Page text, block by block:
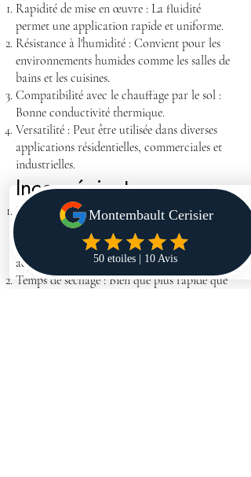
Rapidité de mise en œuvre : La fluidité
permet une application rapide et uniforme.
Résistance à l'humidité : Convient pour les
environnements humides comme les salles de
bains et les cuisines.
Compatibilité avec le chauffage par le sol :
Bonne conductivité thermique.
Versatilité : Peut être utilisée dans diverses
applications résidentielles, commerciales et
industrielles.
Inconvénients
Retrait et fissuration : Peut être sujette à un
retrait et à des fissures si elle n'est pas
correctement mise en œuvre ou si les
adjuvants appropriés ne sont pas utilisés.
Temps de séchage : Bien que plus rapide que